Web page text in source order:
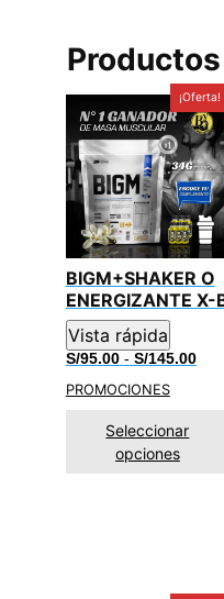
¡Oferta!
BIGM+SHAKER O
ENERGIZANTE X-
Vista rápida
S/95.00 - S/145.00
PROMOCIONES
Seleccionar
opciones